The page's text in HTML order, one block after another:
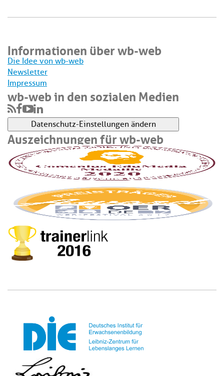
Informationen über wb-web
Die Idee von wb-web
Newsletter
Impressum
wb-web in den sozialen Medien
Datenschutz-Einstellungen ändern
Auszeichnungen für wb-web